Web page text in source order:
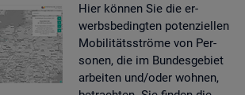
Hier kön­nen Sie die er­
werbs­be­ding­ten po­ten­zi­el­len
Mo­bi­li­täts­strö­me von Per­
so­nen, die im Bun­des­ge­biet
ar­bei­ten und/oder woh­nen,